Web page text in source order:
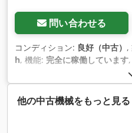
問い合わせる
コンディション: 良好（中古） ,
h, 機能: 完全に稼働しています
,
kVA（キロボルトアンペア）,
H, 入力電圧:10,500 V , 入力周
エアコン
ドキュメント /
他の中古機械をもっと見る